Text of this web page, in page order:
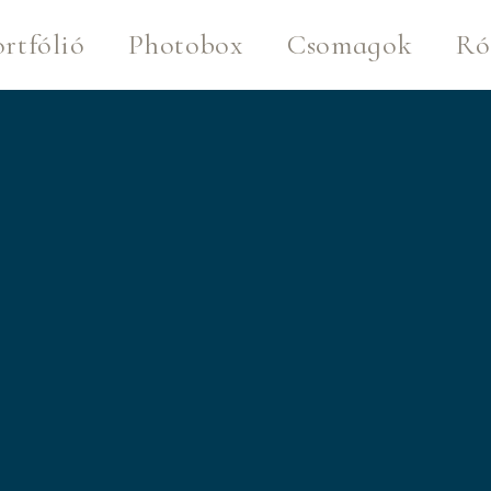
Photobox Csomagok